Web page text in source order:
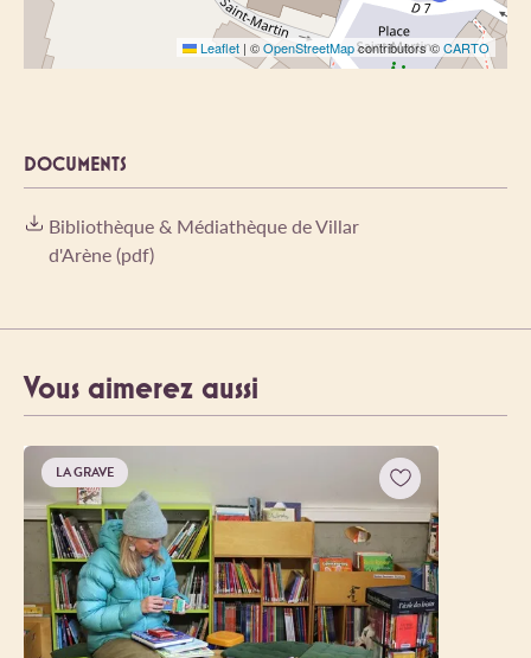
Leaflet | ©OpenStreetMapcontributors ©CARTO
DOCUMENTS
Bibliothèque & Médiathèque de Villar
d'Arène (pdf)
Vous aimerez aussi
LA GRAVE